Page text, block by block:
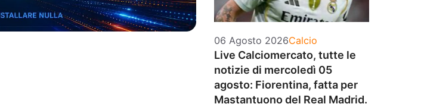
06 Agosto 2026Categorie
Calcio
Live Calciomercato, tutte le
notizie di mercoledì 05
agosto: Fiorentina, fatta per
Mastantuono del Real Madrid.